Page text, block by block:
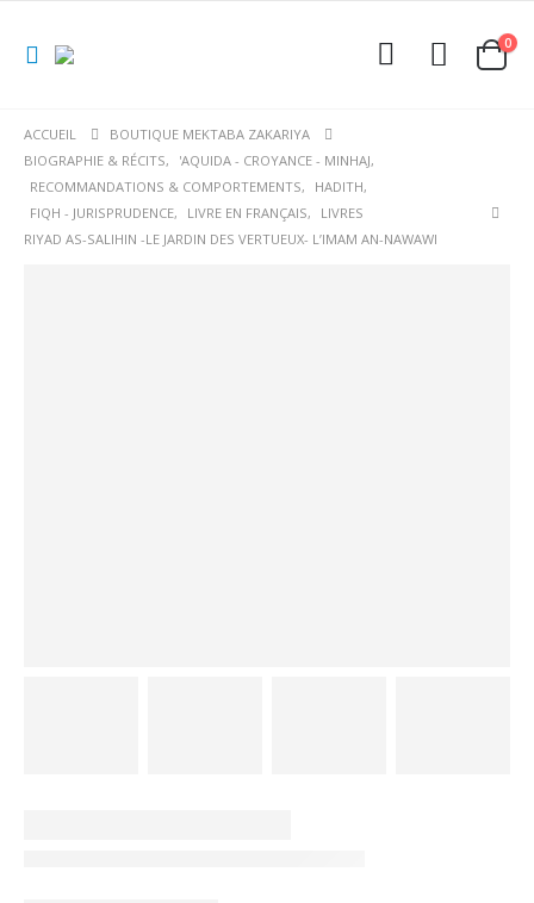
0
ACCUEIL
BOUTIQUE MEKTABA ZAKARIYA
BIOGRAPHIE & RÉCITS, 'AQUIDA - CROYANCE - MINHAJ,
RECOMMANDATIONS & COMPORTEMENTS, HADITH,
FIQH - JURISPRUDENCE, LIVRE EN FRANÇAIS,
LIVRES
RIYAD AS-SALIHIN -LE JARDIN DES VERTUEUX- L’IMAM AN-NAWAWI